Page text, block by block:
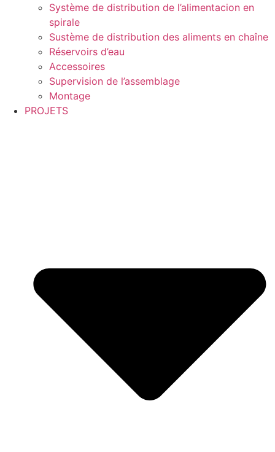
Système de distribution de l’alimentacion en
spirale
Sustème de distribution des aliments en chaîne
Réservoirs d’eau
Accessoires
Supervision de l’assemblage
Montage
PROJETS